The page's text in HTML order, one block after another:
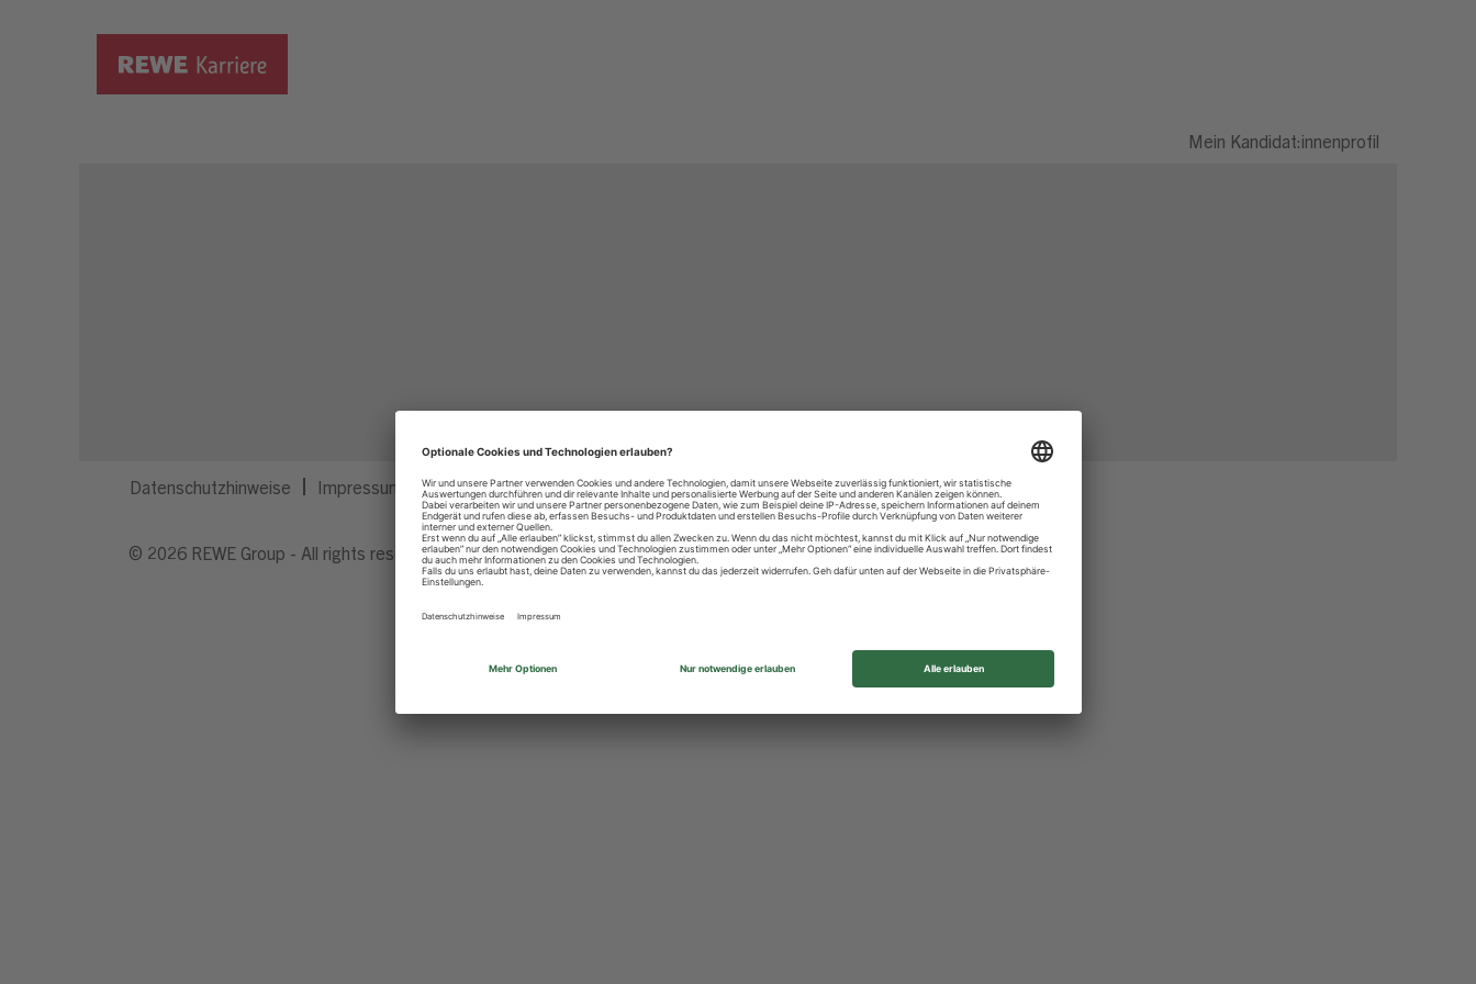
Mein Kandidat:innenprofil
Datenschutzhinweise Impressum Privatsphäre-Einstellungen
© 2026 REWE Group - All rights reserved